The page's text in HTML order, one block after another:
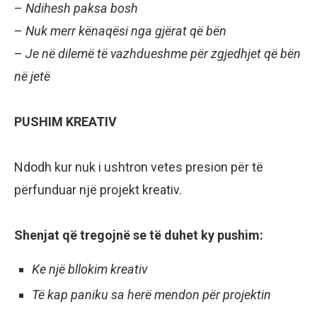
– Ndihesh paksa bosh
– Nuk merr kënaqësi nga gjërat që bën
– Je në dilemë të vazhdueshme për zgjedhjet që bën
në jetë
PUSHIM KREATIV
Ndodh kur nuk i ushtron vetes presion për të
përfunduar një projekt kreativ.
Shenjat që tregojnë se të duhet ky pushim:
Ke një bllokim kreativ
Të kap paniku sa herë mendon për projektin